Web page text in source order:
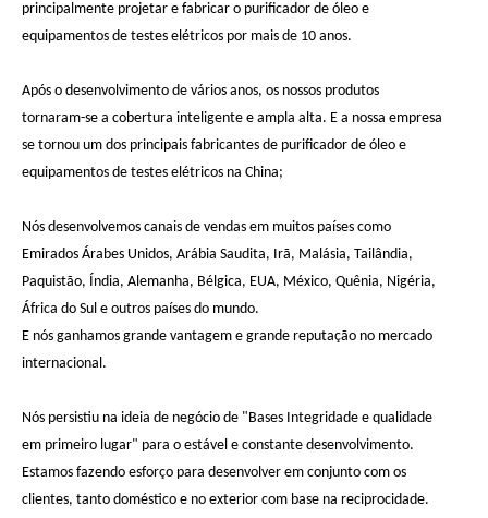
principalmente projetar e fabricar o purificador de óleo e
equipamentos de testes elétricos por mais de 10 anos.
Após o desenvolvimento de vários anos, os nossos produtos
tornaram-se a cobertura inteligente e ampla alta. E a nossa empresa
se tornou um dos principais fabricantes de purificador de óleo e
equipamentos de testes elétricos na China;
Nós desenvolvemos canais de vendas em muitos países como
Emirados Árabes Unidos, Arábia Saudita, Irã, Malásia, Tailândia,
Paquistão, Índia, Alemanha, Bélgica, EUA, México, Quênia, Nigéria,
África do Sul e outros países do mundo.
E nós ganhamos grande vantagem e grande reputação no mercado
internacional.
Nós persistiu na ideia de negócio de "Bases Integridade e qualidade
em primeiro lugar" para o estável e constante desenvolvimento.
Estamos fazendo esforço para desenvolver em conjunto com os
clientes, tanto doméstico e no exterior com base na reciprocidade.